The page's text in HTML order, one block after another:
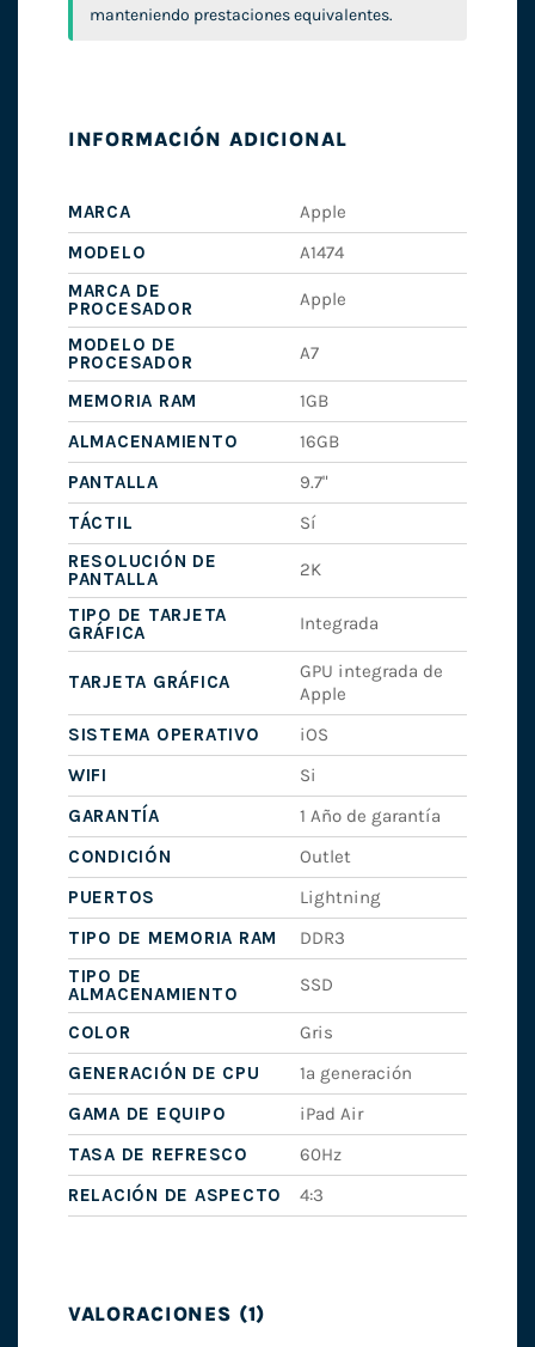
manteniendo prestaciones equivalentes.
INFORMACIÓN ADICIONAL
MARCA
Apple
MODELO
A1474
MARCA DE
PROCESADOR
Apple
MODELO DE
PROCESADOR
A7
MEMORIA RAM
1GB
ALMACENAMIENTO
16GB
PANTALLA
9.7"
TÁCTIL
Sí
RESOLUCIÓN DE
PANTALLA
2K
TIPO DE TARJETA
GRÁFICA
Integrada
TARJETA GRÁFICA
GPU integrada de
Apple
SISTEMA OPERATIVO
iOS
WIFI
Si
GARANTÍA
1 Año de garantía
CONDICIÓN
Outlet
PUERTOS
Lightning
TIPO DE MEMORIA RAM
DDR3
TIPO DE
ALMACENAMIENTO
SSD
COLOR
Gris
GENERACIÓN DE CPU
1ª generación
GAMA DE EQUIPO
iPad Air
TASA DE REFRESCO
60Hz
RELACIÓN DE ASPECTO
4:3
VALORACIONES (1)